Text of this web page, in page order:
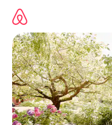
direct
naar
inhoud